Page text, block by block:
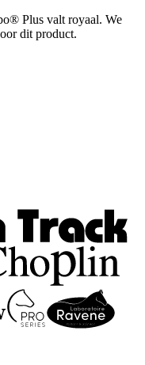
Plus valt royaal. We
dit product.